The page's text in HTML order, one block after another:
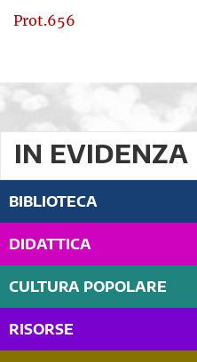
Prot.656
IN EVIDENZA
BIBLIOTECA
DIDATTICA
CULTURA POPOLARE
RISORSE